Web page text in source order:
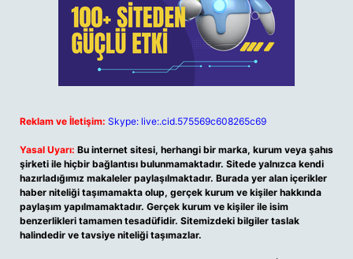
Reklam ve İletişim: Skype: live:.cid.575569c608265c69
Yasal Uyarı: Bu internet sitesi, herhangi bir marka, kurum veya şahıs
şirketi ile hiçbir bağlantısı bulunmamaktadır. Sitede yalnızca kendi
hazırladığımız makaleler paylaşılmaktadır. Burada yer alan içerikler
haber niteliği taşımamakta olup, gerçek kurum ve kişiler hakkında
paylaşım yapılmamaktadır. Gerçek kurum ve kişiler ile isim
benzerlikleri tamamen tesadüfidir. Sitemizdeki bilgiler taslak
halindedir ve tavsiye niteliği taşımazlar.